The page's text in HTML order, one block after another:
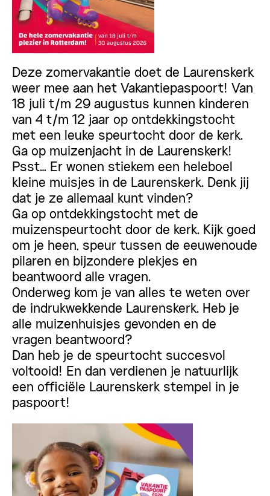
Deze zomervakantie doet de Laurenskerk
weer mee aan het Vakantiepaspoort! Van
18 juli t/m 29 augustus kunnen kinderen
van 4 t/m 12 jaar op ontdekkingstocht
met een leuke speurtocht door de kerk.
Ga op muizenjacht in de Laurenskerk!
Psst… Er wonen stiekem een heleboel
kleine muisjes in de Laurenskerk. Denk jij
dat je ze allemaal kunt vinden?
Ga op ontdekkingstocht met de
muizenspeurtocht door de kerk. Kijk goed
om je heen, speur tussen de eeuwenoude
pilaren en bijzondere plekjes en
beantwoord alle vragen.
Onderweg kom je van alles te weten over
de indrukwekkende Laurenskerk. Heb je
alle muizenhuisjes gevonden en de
vragen beantwoord?
Dan heb je de speurtocht succesvol
voltooid! En dan verdienen je natuurlijk
een officiële Laurenskerk stempel in je
paspoort!